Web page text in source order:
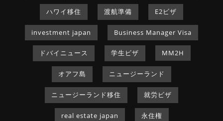
ハワイ移住 渡航準備 E2ビザ
investment japan Business Manager Visa
ドバイニュース 学生ビザ MM2H
オアフ島 ニュージーランド
ニュージーランド移住 就労ビザ
real estate japan 永住権